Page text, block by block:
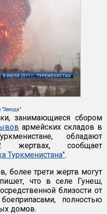
"Звезда"
занимающиеся сбором
армейских складов в
обладают
сообщает
Туркменистана".
более трети жертв могут
что в селе Гунеш,
близости от
полностью
домов.